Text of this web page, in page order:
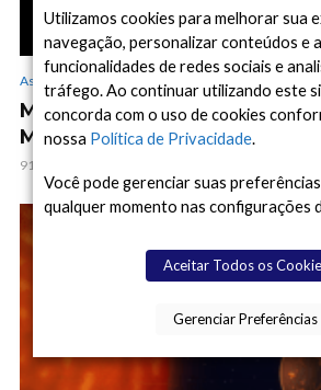
Astronomia, Astrofísica e Cosmologia
Missão Psyche da NASA Faz
Maravilhosas de Marte no
911 visualizações
Utilizamos cookies para melhorar sua
navegação, personalizar conteúdos e
funcionalidades de redes sociais e
tráfego. Ao continuar utilizando este
concorda com o uso de cookies
nossa Política de Privacidade.
Você pode gerenciar suas
qualquer momento nas configurações
Aceitar Todos os
Gerenciar Preferências